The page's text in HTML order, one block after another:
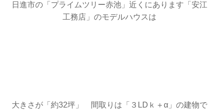
日進市の「プライムツリー赤池」近くにあります「安江
工務店」のモデルハウスは
大きさが「約32坪」 間取りは「３LDｋ＋α」の建物で